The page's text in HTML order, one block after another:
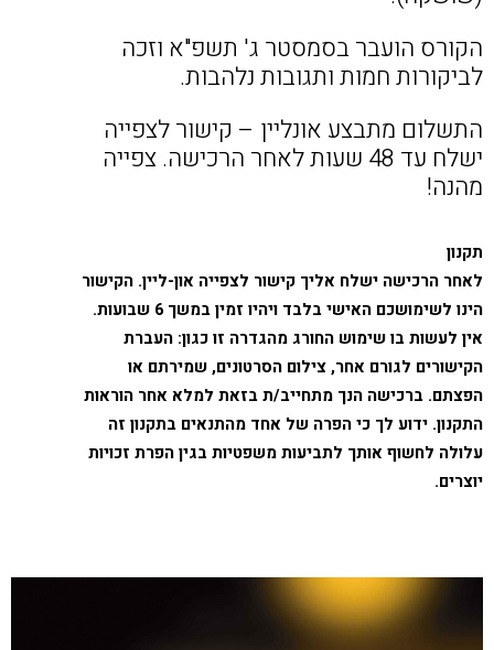
הקורס הועבר בסמסטר ג' תשפ"א וזכה
לביקורות חמות ותגובות נלהבות.
התשלום מתבצע אונליין – קישור לצפייה
ישלח עד 48 שעות לאחר הרכישה. צפייה
מהנה!
תקנון
לאחר הרכישה ישלח אליך קישור לצפייה און-ליין. הקישור
הינו לשימושכם האישי בלבד ויהיו זמין במשך 6 שבועות.
אין לעשות בו שימוש החורג מהגדרה זו כגון: העברת
הקישורים לגורם אחר, צילום הסרטונים, שמירתם או
הפצתם. ברכישה הנך מתחייב/ת בזאת למלא אחר הוראות
התקנון. ידוע לך כי הפרה של אחד מהתנאים בתקנון זה
עלולה לחשוף אותך לתביעות משפטיות בגין הפרת זכויות
יוצרים.